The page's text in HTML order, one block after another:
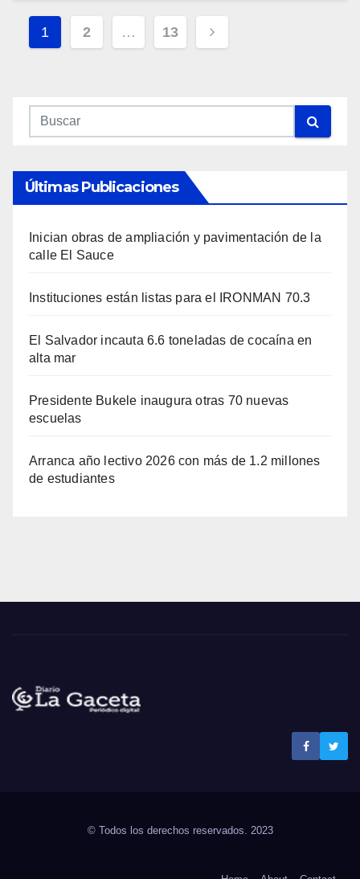
Navegación
De
1 2 … 13
Últimas Publicaciones
Inician obras de ampliación y pavimentación de la
calle El Sauce
Instituciones están listas para el IRONMAN 70.3
El Salvador incauta 6.6 toneladas de cocaína en
alta mar
Presidente Bukele inaugura otras 70 nuevas
escuelas
Arranca año lectivo 2026 con más de 1.2 millones
de estudiantes
© Todos los derechos reservados. 2023